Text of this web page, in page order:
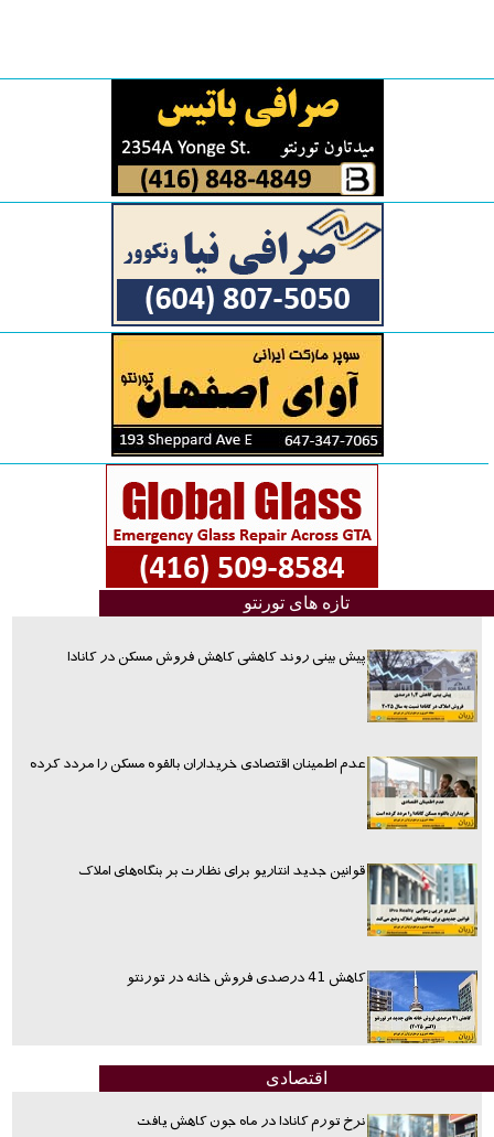
تازه های تورنتو
پیش بینی روند کاهشی کاهش فروش مسکن در کانادا
عدم اطمینان اقتصادی خریداران بالقوه مسکن را مردد کرده
قوانین جدید انتاریو برای نظارت بر بنگاه‌های املاک
کاهش 41 درصدی فروش خانه در تورنتو
اقتصادی
نرخ تورم کانادا در ماه جون کاهش یافت